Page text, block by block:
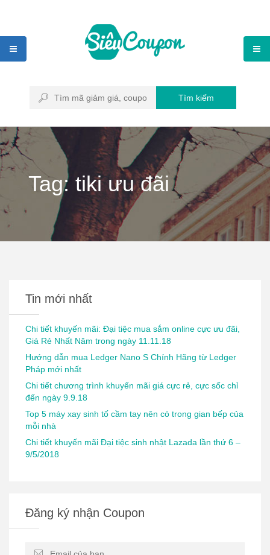
Tìm kiếm
Tag: tiki ưu đãi
Tin mới nhất
Chi tiết khuyến mãi: Đại tiệc mua sắm online cực ưu đãi,
Giá Rẻ Nhất Năm trong ngày 11.11.18
Hướng dẫn mua Ledger Nano S Chính Hãng từ Ledger
Pháp mới nhất
Chi tiết chương trình khuyến mãi giá cực rẻ, cực sốc chỉ
đến ngày 9.9.18
Top 5 máy xay sinh tố cầm tay nên có trong gian bếp của
mỗi nhà
Chi tiết khuyến mãi Đại tiệc sinh nhật Lazada lần thứ 6 –
9/5/2018
Đăng ký nhận Coupon